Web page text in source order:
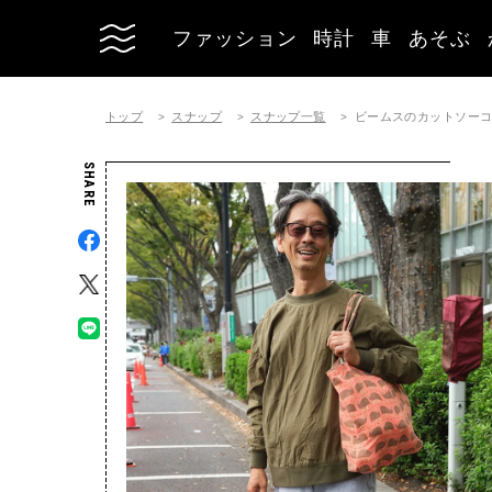
ファッション 時計 車 あそぶ
トップ スナップ スナップ一覧 ビームスのカットソー
SHARE